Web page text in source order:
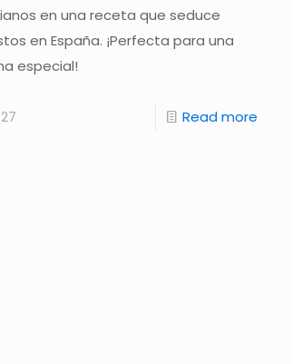
en una receta que seduce
en España. ¡Perfecta para una
especial!
27 Read more